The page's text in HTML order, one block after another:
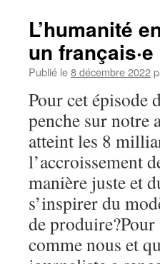
L’humanité
un français·e
Publié le8 décembre 2022
Pour cet épisode
penche sur notre
atteint les 8
l’accroissement
manière juste et
s’inspirer du
de
comme nous et